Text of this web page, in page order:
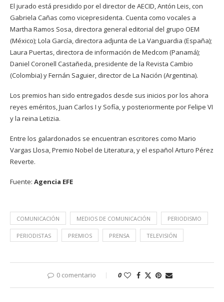
El jurado está presidido por el director de AECID, Antón Leis, con
Gabriela Cañas como vicepresidenta. Cuenta como vocales a
Martha Ramos Sosa, directora general editorial del grupo OEM
(México); Lola García, directora adjunta de La Vanguardia (España);
Laura Puertas, directora de información de Medcom (Panamá);
Daniel Coronell Castañeda, presidente de la Revista Cambio
(Colombia) y Fernán Saguier, director de La Nación (Argentina).
Los premios han sido entregados desde sus inicios por los ahora
reyes eméritos, Juan Carlos I y Sofía, y posteriormente por Felipe VI
y la reina Letizia.
Entre los galardonados se encuentran escritores como Mario
Vargas Llosa, Premio Nobel de Literatura, y el español Arturo Pérez
Reverte.
Fuente: Agencia EFE
COMUNICACIÓN MEDIOS DE COMUNICACIÓN PERIODISMO
PERIODISTAS PREMIOS PRENSA TELEVISIÓN
0 comentario 0